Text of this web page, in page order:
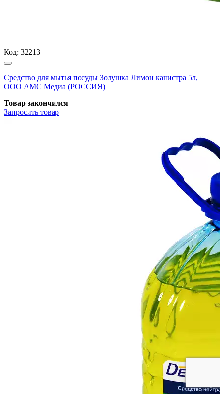
Код: 32213
Средство для мытья посуды Золушка Лимон канистра 5л,
ООО АМС Медиа (РОССИЯ)
Товар закончился
Запросить товар